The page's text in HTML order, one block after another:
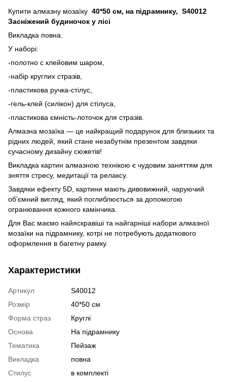
Купити алмазну мозаїку 40*50 см, на підрамнику, S40012
Засніжений будиночок у лісі
Викладка повна.
У наборі:
-полотно с клейовим шаром,
-набір круглих стразів,
-пластикова ручка-стілус,
-гель-клей (силікон) для стілуса,
-пластикова ємність-лоточок для стразів.
Алмазна мозаїка — це найкращий подарунок для близьких та
рідних людей, який стане незабутнім презентом завдяки
сучасному дизайну сюжетів!
Викладка картин алмазною технікою є чудовим заняттям для
зняття стресу, медитації та релаксу.
Завдяки ефекту 5D, картини мають дивовижний, чаруючий
об’ємний вигляд, який поглиблюється за допомогою
огранювання кожного камінчика.
Для Вас маємо найяскравіші та найгарніші набори алмазної
мозаїки на підрамнику, котрі не потребують додаткового
оформлення в багетну рамку.
Характеристики
Артикул
S40012
Розмір
40*50 см
Форма страз
Круглі
Основа
На підрамнику
Тематика
Пейзаж
Викладка
повна
Стилус
в комплекті